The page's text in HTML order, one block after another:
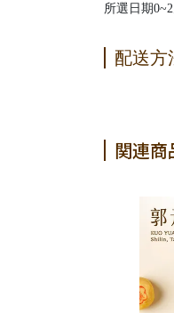
所選日期
配送方
関連商